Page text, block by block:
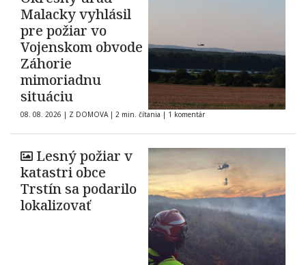
Malacky vyhlásil
pre požiar vo
Vojenskom obvode
Záhorie
mimoriadnu
situáciu
08. 08. 2026 | Z DOMOVA | 2 min. čítania | 1 komentár
Lesný požiar v
katastri obce
Trstín sa podarilo
lokalizovať